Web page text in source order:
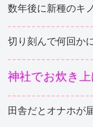
数年後に新種のキ
切り刻んで何回か
神社でお炊き
田舎だとオナホが